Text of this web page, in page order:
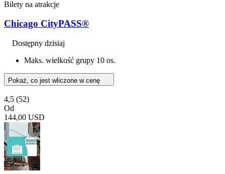
Bilety na atrakcje
Chicago CityPASS®
Dostępny dzisiaj
Maks. wielkość grupy 10 os.
Pokaż, co jest wliczone w cenę
4,5 (52)
Od
144,00 USD